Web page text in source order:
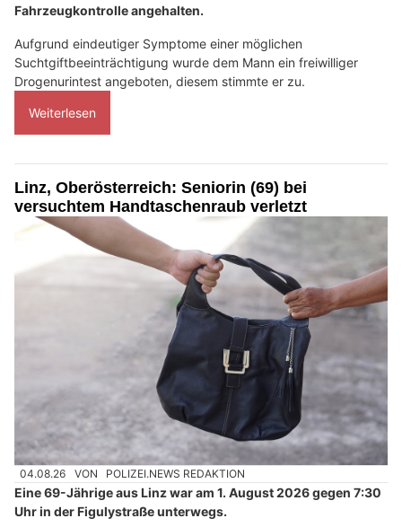
Fahrzeugkontrolle angehalten.
Aufgrund eindeutiger Symptome einer möglichen
Suchtgiftbeeinträchtigung wurde dem Mann ein freiwilliger
Drogenurintest angeboten, diesem stimmte er zu.
Weiterlesen
Linz, Oberösterreich: Seniorin (69) bei
versuchtem Handtaschenraub verletzt
04.08.26 VON POLIZEI.NEWS REDAKTION
Eine 69-Jährige aus Linz war am 1. August 2026 gegen 7:30
Uhr in der Figulystraße unterwegs.